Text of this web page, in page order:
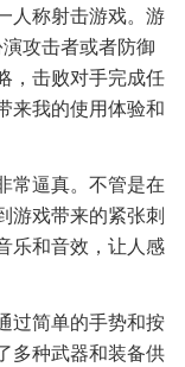
人称射击游戏。游
攻击者或者防御
，击败对手完成任
来我的使用体验和
常逼真。不管是在
游戏带来的紧张刺
乐和音效，让人感
过简单的手势和按
多种武器和装备供